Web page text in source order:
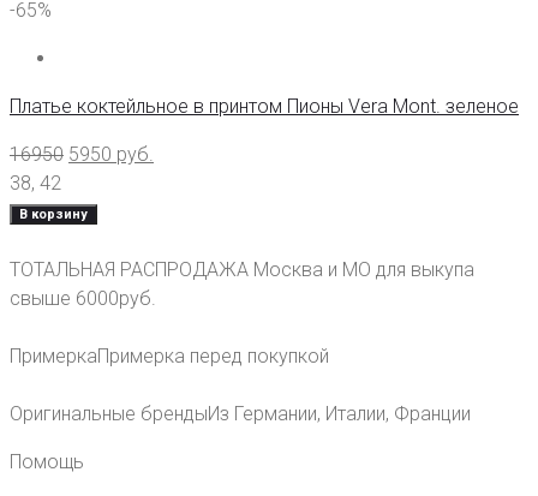
-65%
Платье коктейльное в принтом Пионы Vera Mont. зеленое
16950 5950 руб.
38, 42
В корзину
ТОТАЛЬНАЯ РАСПРОДАЖА Москва и МО для выкупа
свыше 6000руб.
ПримеркаПримерка перед покупкой
Оригинальные брендыИз Германии, Италии, Франции
Помощь